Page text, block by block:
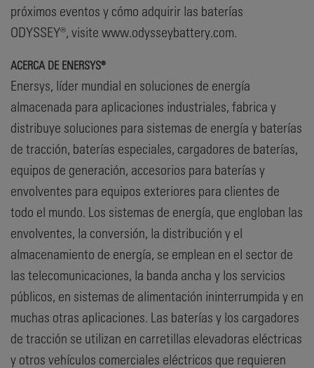
próximos eventos y cómo adquirir las baterías
ODYSSEY®, visite www.odysseybattery.com.
ACERCA DE ENERSYS®
Enersys, líder mundial en soluciones de energía
almacenada para aplicaciones industriales, fabrica y
distribuye soluciones para sistemas de energía y baterías
de tracción, baterías especiales, cargadores de baterías,
equipos de generación, accesorios para baterías y
envolventes para equipos exteriores para clientes de
todo el mundo. Los sistemas de energía, que engloban las
envolventes, la conversión, la distribución y el
almacenamiento de energía, se emplean en el sector de
las telecomunicaciones, la banda ancha y los servicios
públicos, en sistemas de alimentación ininterrumpida y en
muchas otras aplicaciones. Las baterías y los cargadores
de tracción se utilizan en carretillas elevadoras eléctricas
y otros vehículos comerciales eléctricos que requieren